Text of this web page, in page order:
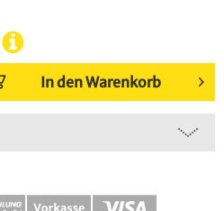
In den Warenkorb